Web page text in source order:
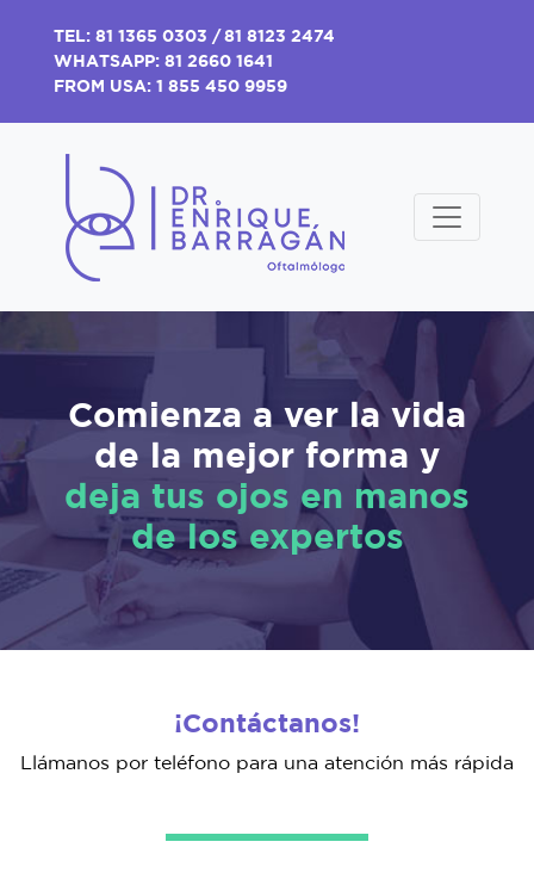
TEL: 81 1365 0303 /81 8123 2474
WHATSAPP: 81 2660 1641
FROM USA: 1 855 450 9959
Comienza a ver la vida
de la mejor forma y
deja tus ojos en manos
de los expertos
¡Contáctanos!
Llámanos por teléfono para una atención más rápida